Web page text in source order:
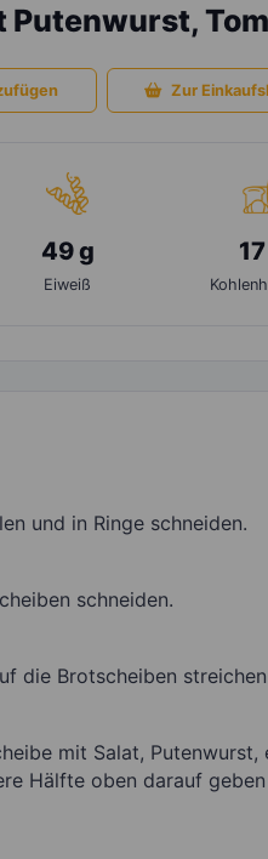
Zur
49 g
Eiweiß
und in Ringe schneiden.
schneiden.
die Brotscheiben
mit Salat,
Hälfte oben darauf